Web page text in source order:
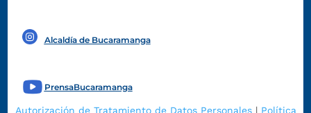
Alcaldía de Bucaramanga
PrensaBucaramanga
Autorización de Tratamiento de Datos Personales| Política